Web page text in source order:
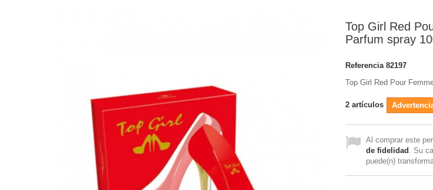
Top Girl Red
Parfum spray
Referencia 82197
Top Girl Red Pour
2 artículos
Al comprar este
de fidelidad . Su
puede(n)